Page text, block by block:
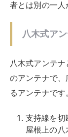
屋根馬や支
BS/CSアンテ
です。ベラン
ナットを外